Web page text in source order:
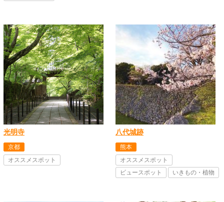
光明寺
京都
オススメスポット
八代城跡
熊本
オススメスポット
ビュースポット
いきもの・植物